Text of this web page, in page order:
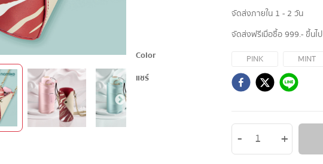
จัดส่งภายใน 1 - 2 วัน
จัดส่งฟรีเมื่อซื้อ 999.- ขึ้นไป
Color
PINK
MINT
แชร์